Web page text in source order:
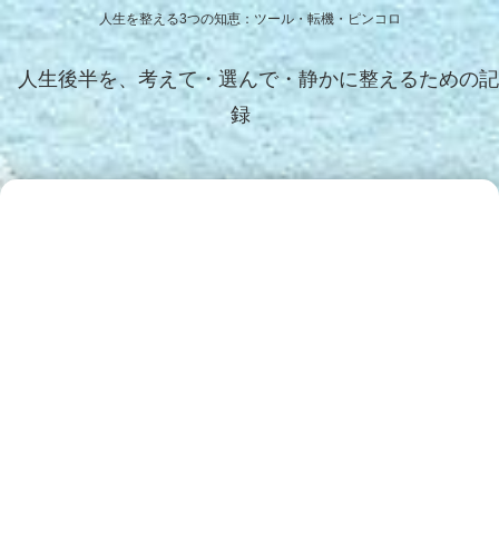
人生を整える3つの知恵：ツール・転機・ピンコロ
人生後半を、考えて・選んで・静かに整えるための記
録